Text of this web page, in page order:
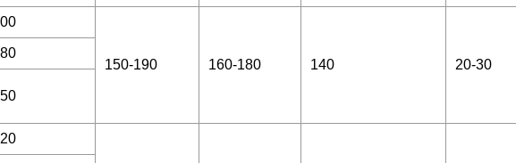
150-190 160-180 140 20-30